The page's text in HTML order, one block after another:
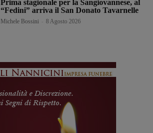
Prima stagionale per la Sangiovannese, al
“Fedini” arriva il San Donato Tavarnelle
Michele Bossini 8 Agosto 2026